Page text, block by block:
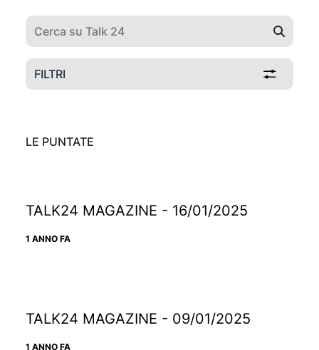
FILTRI
LE PUNTATE
TALK24 MAGAZINE - 16/01/2025
1 ANNO FA
TALK24 MAGAZINE - 09/01/2025
1 ANNO FA